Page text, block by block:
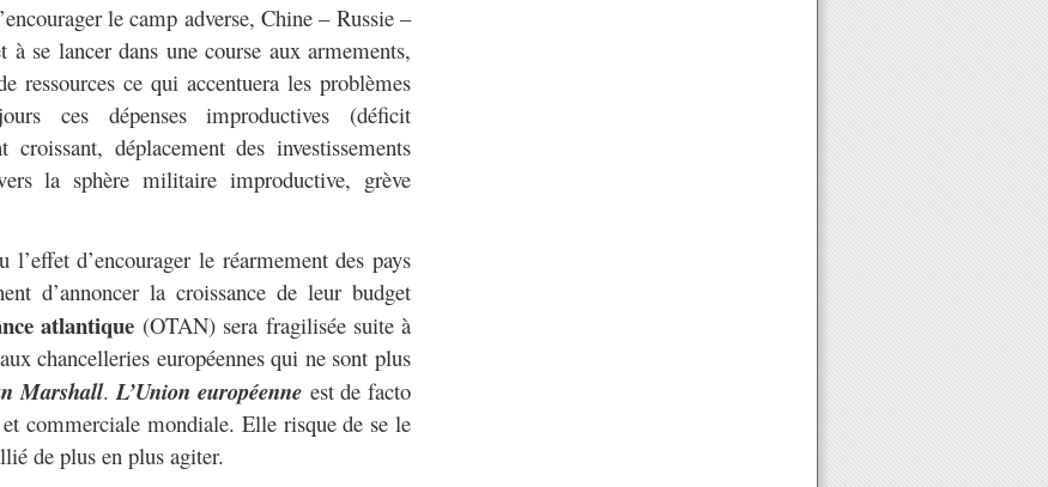
le camp adverse, Chine – Russie –
se lancer dans une course aux armements,
ressources ce qui accentuera les problèmes
ces dépenses improductives (déficit
croissant, déplacement des investissements
la sphère militaire improductive, grève
d’encourager le réarmement des pays
d’annoncer la croissance de leur budget
atlantique (OTAN) sera fragilisée suite à
chancelleries européennes qui ne sont plus
Marshall.L’Union européenne est de facto
commerciale mondiale. Elle risque de se le
de plus en plus agiter.